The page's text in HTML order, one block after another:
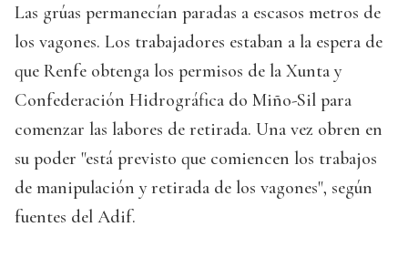
Las grúas permanecían paradas a escasos metros de
los vagones. Los trabajadores estaban a la espera de
que Renfe obtenga los permisos de la Xunta y
Confederación Hidrográfica do Miño-Sil para
comenzar las labores de retirada. Una vez obren en
su poder "está previsto que comiencen los trabajos
de manipulación y retirada de los vagones", según
fuentes del Adif.